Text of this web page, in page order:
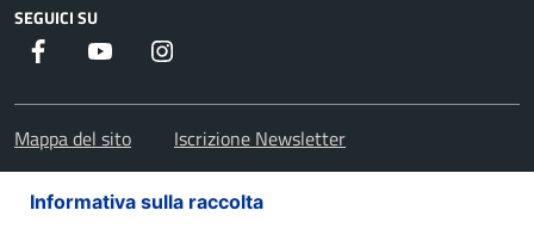
SEGUICI SU
Facebook Youtube
Mappa del sito Iscrizione Newsletter
Informativa sulla raccolta